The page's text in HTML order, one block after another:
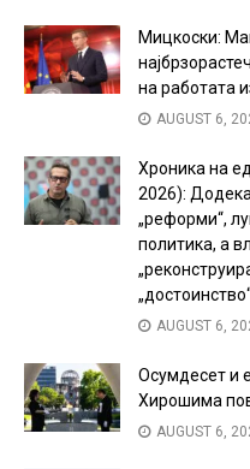
Мицкоски:
на работата
AUGUST 6,
Хроника на
2026):
„реформи“,
политика, а
AUGUST 6,
Осумдесет и
Хирошима
AUGUST 6,